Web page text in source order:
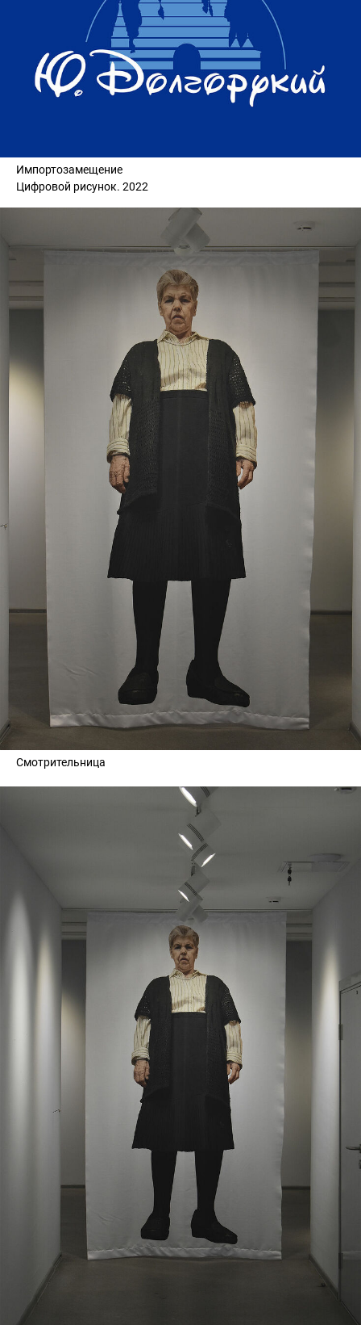
Импортозамещение
Цифровой рисунок. 2022
Смотрительница